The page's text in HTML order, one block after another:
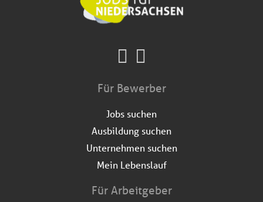
Für Bewerber
Jobs suchen
Ausbildung suchen
Unternehmen suchen
Mein Lebenslauf
Für Arbeitgeber